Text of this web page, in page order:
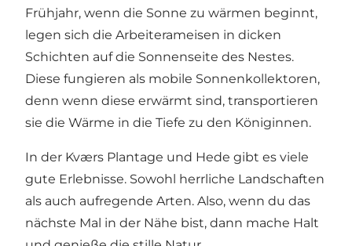
Frühjahr, wenn die Sonne zu wärmen beginnt,
legen sich die Arbeiterameisen in dicken
Schichten auf die Sonnenseite des Nestes.
Diese fungieren als mobile Sonnenkollektoren,
denn wenn diese erwärmt sind, transportieren
sie die Wärme in die Tiefe zu den Königinnen.
In der Kværs Plantage und Hede gibt es viele
gute Erlebnisse. Sowohl herrliche Landschaften
als auch aufregende Arten. Also, wenn du das
nächste Mal in der Nähe bist, dann mache Halt